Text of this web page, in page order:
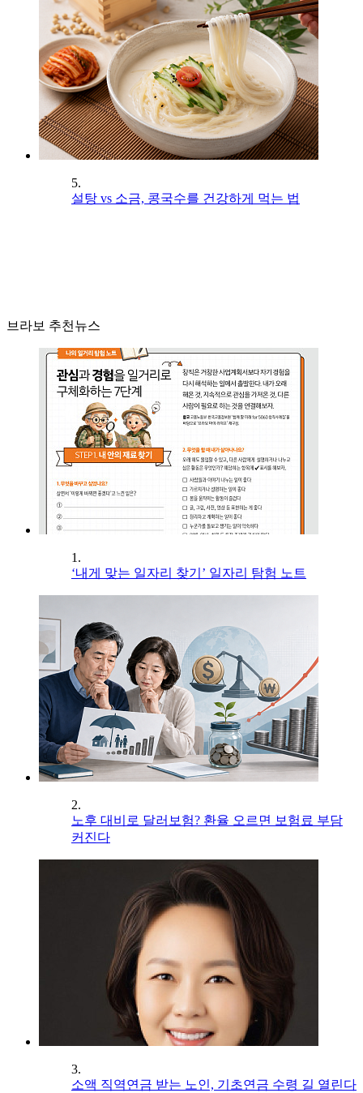
5.
설탕 vs 소금, 콩국수를 건강하게 먹는 법
브라보 추천뉴스
1.
‘내게 맞는 일자리 찾기’ 일자리 탐험 노트
2.
노후 대비로 달러보험? 환율 오르면 보험료 부담
커진다
3.
소액 직역연금 받는 노인, 기초연금 수령 길 열린다